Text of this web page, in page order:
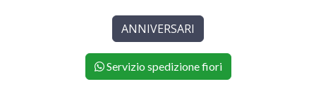
ANNIVERSARI
Servizio spedizione fiori